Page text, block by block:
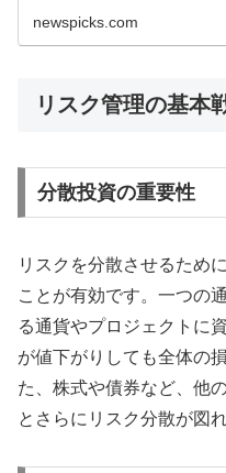
newspicks.com
リスク管理の基本
分散投資の重要性
リスクを分散させるため
ことが有効です。一つの
る通貨やプロジェクトに
が値下がりしても全体の
た、株式や債券など、他
とさらにリスク分散が図れ